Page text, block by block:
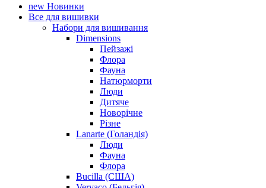
new Новинки
Все для вишивки
Набори для вишивання
Dimensions
Пейзажі
Флора
Фауна
Натюрморти
Люди
Дитяче
Новорічне
Різне
Lanarte (Голандія)
Люди
Фауна
Флора
Bucilla (США)